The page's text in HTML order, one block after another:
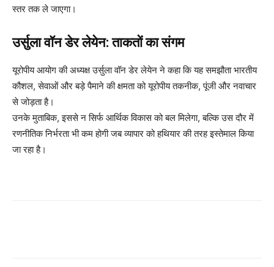
स्तर तक ले जाएगा।
उर्सुला वॉन डेर लेयेन: ताकतों का संगम
यूरोपीय आयोग की अध्यक्ष उर्सुला वॉन डेर लेयेन ने कहा कि यह समझौता भारतीय
कौशल, सेवाओं और बड़े पैमाने की क्षमता को यूरोपीय तकनीक, पूंजी और नवाचार
से जोड़ता है।
उनके मुताबिक, इससे न सिर्फ आर्थिक विकास को बल मिलेगा, बल्कि उस दौर में
रणनीतिक निर्भरता भी कम होगी जब व्यापार को हथियार की तरह इस्तेमाल किया
जा रहा है।